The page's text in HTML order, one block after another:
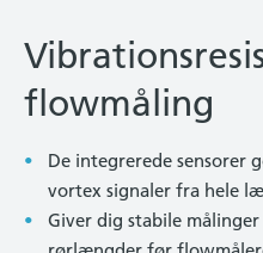
flowmåling
De integrerede sensorer
vortex signaler fra hele
Giver dig stabile